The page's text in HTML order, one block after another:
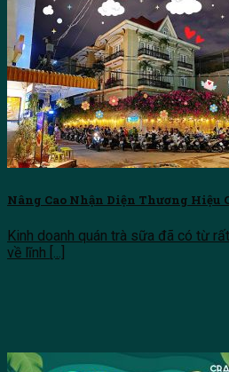
Nâng Cao Nhận Diện Thương Hiệu
Kinh doanh quán trà sữa đã có từ
về lĩnh [...]